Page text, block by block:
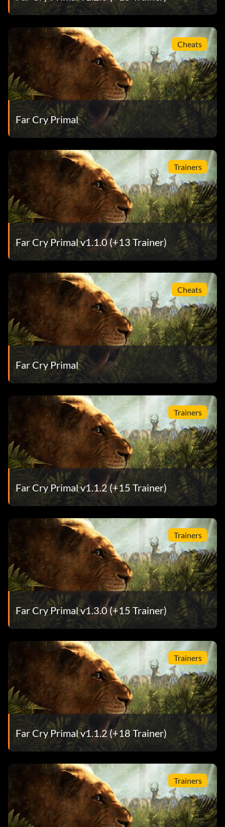
Cheats
Far Cry Primal
Trainers
Far Cry Primal v1.1.0 (+13 Trainer)
Cheats
Far Cry Primal
Trainers
Far Cry Primal v1.1.2 (+15 Trainer)
Trainers
Far Cry Primal v1.3.0 (+15 Trainer)
Trainers
Far Cry Primal v1.1.2 (+18 Trainer)
Trainers